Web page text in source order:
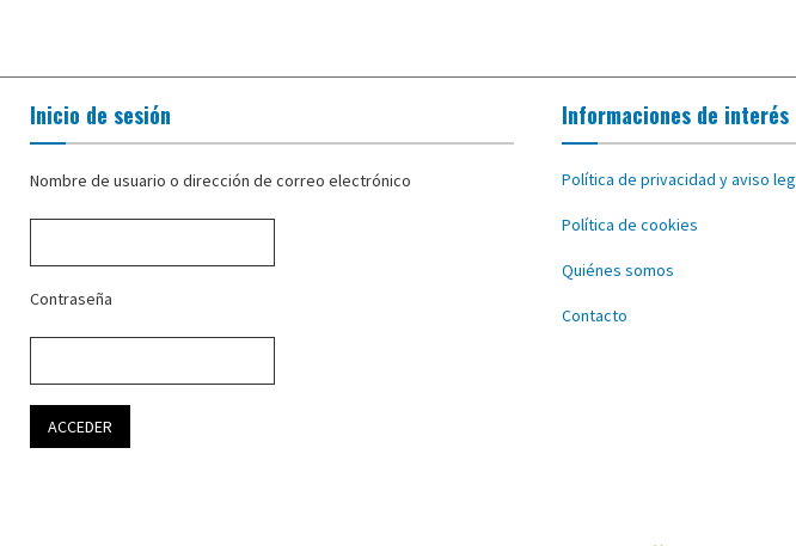
Inicio de sesión
Nombre de usuario o dirección de correo electrónico
Contraseña
Informaciones de interés
Política de privacidad y aviso
Política de cookies
Quiénes somos
Contacto